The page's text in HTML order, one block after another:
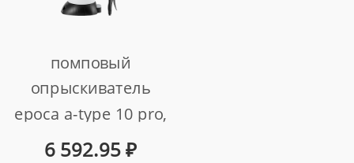
помповый
опрыскиватель
epoca a-type 10 pro,
epdm, 10 л.
6 592.95₽